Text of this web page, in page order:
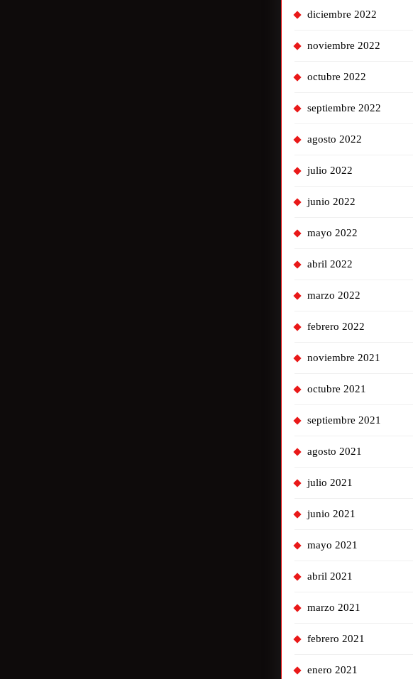
diciembre 2022
noviembre 2022
octubre 2022
septiembre 2022
agosto 2022
julio 2022
junio 2022
mayo 2022
abril 2022
marzo 2022
febrero 2022
noviembre 2021
octubre 2021
septiembre 2021
agosto 2021
julio 2021
junio 2021
mayo 2021
abril 2021
marzo 2021
febrero 2021
enero 2021